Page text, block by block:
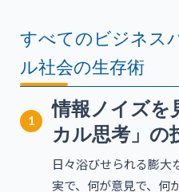
すべてのビジネス
ル社会の生存術
1
情報ノイズを
カル思考」の
日々浴びせられる膨大
実で、何が意見で、何